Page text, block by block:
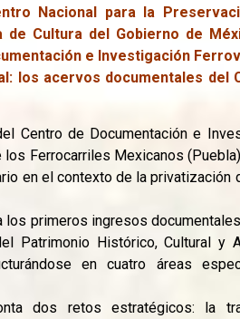
Nacional para la
Cultura del Gobierno de
e Investigación
los acervos documentales del
Centro de Documentación e
Ferrocarriles Mexicanos
en el contexto de la privatización
los primeros ingresos
Patrimonio Histórico, Cultural y
en cuatro áreas
dos retos estratégicos: la